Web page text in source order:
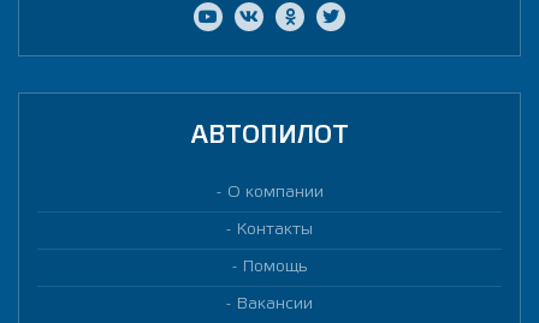
АВТОПИЛОТ
О компании
Контакты
Помощь
Вакансии